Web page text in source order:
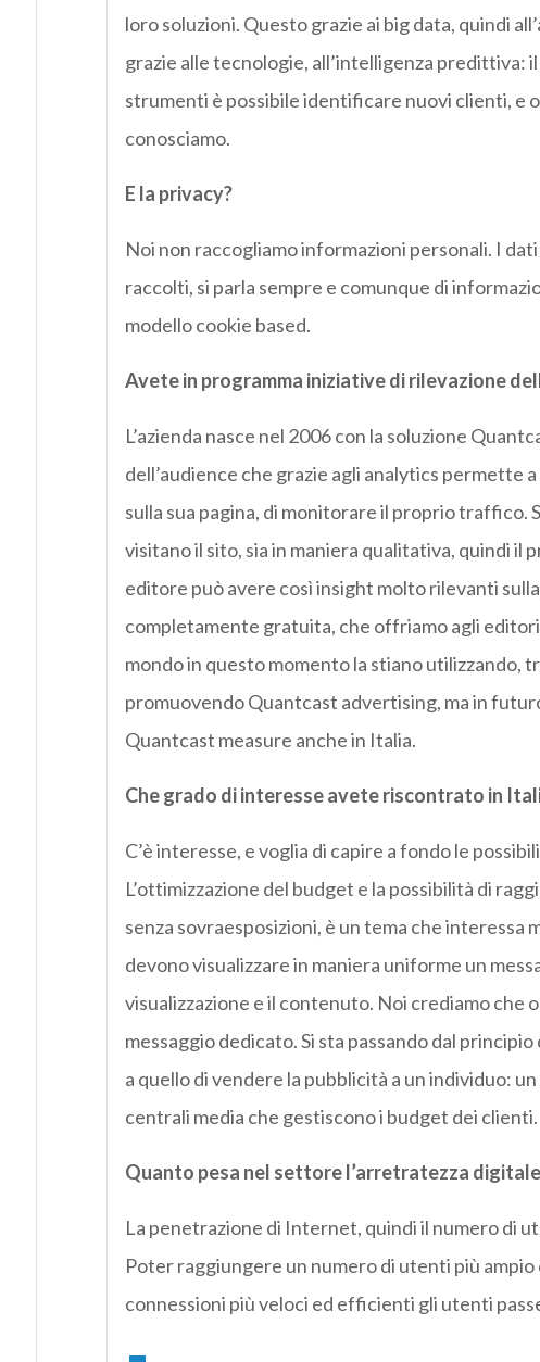
loro soluzioni. Questo grazie ai big data, quindi
grazie alle tecnologie, all’intelligenza predittiva:
strumenti è possibile identificare nuovi clienti, e
conosciamo.
E la privacy?
Noi non raccogliamo informazioni personali. I
raccolti, si parla sempre e comunque di
modello cookie based.
Avete in programma iniziative di rilevazione
L’azienda nasce nel 2006 con la soluzione
dell’audience che grazie agli analytics permette
sulla sua pagina, di monitorare il proprio
visitano il sito, sia in maniera qualitativa, quindi il
editore può avere così insight molto rilevanti
completamente gratuita, che offriamo agli
mondo in questo momento la stiano utilizzando,
promuovendo Quantcast advertising, ma in
Quantcast measure anche in Italia.
Che grado di interesse avete riscontrato in
C’è interesse, e voglia di capire a fondo le
L’ottimizzazione del budget e la possibilità di
senza sovraesposizioni, è un tema che
devono visualizzare in maniera uniforme un
visualizzazione e il contenuto. Noi crediamo che
messaggio dedicato. Si sta passando dal
a quello di vendere la pubblicità a un individuo:
centrali media che gestiscono i budget dei clienti.
Quanto pesa nel settore l’arretratezza
La penetrazione di Internet, quindi il numero di
Poter raggiungere un numero di utenti più
connessioni più veloci ed efficienti gli utenti